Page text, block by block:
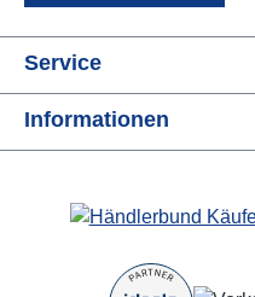
Service
Informationen